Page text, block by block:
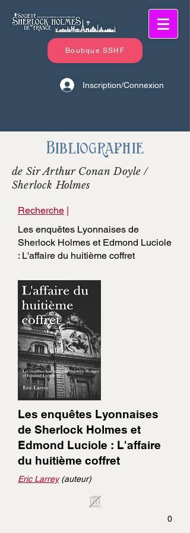
Boutique SSHF
Inscription/Connexion
Bibliographie
de Sir Arthur Conan Doyle /
Sherlock Holmes
Recherche |
Les enquêtes Lyonnaises de
Sherlock Holmes et Edmond Luciole
: L'affaire du huitième coffret
Les enquêtes Lyonnaises
de Sherlock Holmes et
Edmond Luciole : L'affaire
du huitième coffret
Eric Larrey(auteur)
0